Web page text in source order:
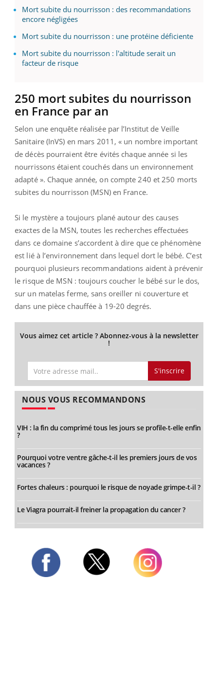
Mort subite du nourrisson : des recommandations
encore négligées
Mort subite du nourrisson : une protéine déficiente
Mort subite du nourrisson : l'altitude serait un
facteur de risque
250 mort subites du nourrisson
en France par an
Selon une enquête réalisée par l’Institut de Veille
Sanitaire (InVS) en mars 2011, « un nombre important
de décès pourraient être évités chaque année si les
nourrissons étaient couchés dans un environnement
adapté ». Chaque année, on compte 240 et 250 morts
subites du nourrisson (MSN) en France.
Si le mystère a toujours plané autour des causes
exactes de la MSN, toutes les recherches effectuées
dans ce domaine s’accordent à dire que ce phénomène
est lié à l’environnement dans lequel dort le bébé. C’est
pourquoi plusieurs recommandations aident à prévenir
le risque de MSN : toujours coucher le bébé sur le dos,
sur un matelas ferme, sans oreiller ni couverture et
dans une pièce chauffée à 19-20 degrés.
Vous aimez cet article ? Abonnez-vous à la newsletter
!
S'inscrire
NOUS VOUS RECOMMANDONS
VIH : la fin du comprimé tous les jours se profile-t-elle enfin
?
Pourquoi votre ventre gâche-t-il les premiers jours de vos
vacances ?
Fortes chaleurs : pourquoi le risque de noyade grimpe-t-il ?
Le Viagra pourrait-il freiner la propagation du cancer ?